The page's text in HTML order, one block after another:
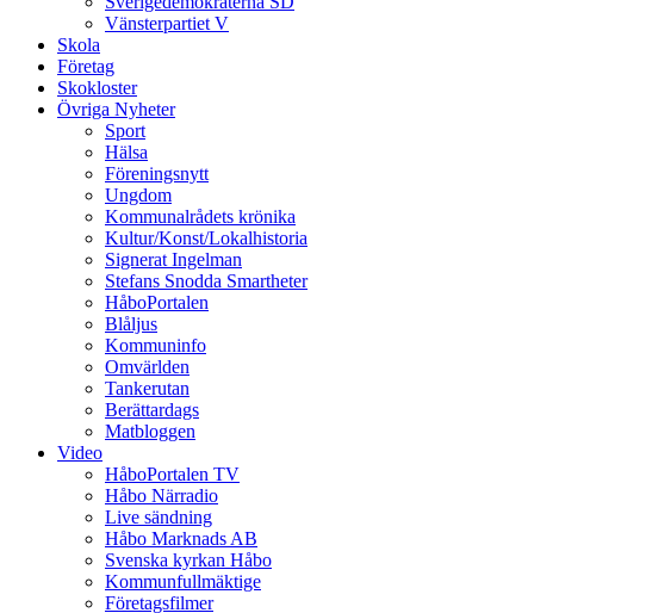
Vänsterpartiet V
Skola
Företag
Skokloster
Övriga Nyheter
Sport
Hälsa
Föreningsnytt
Ungdom
Kommunalrådets krönika
Kultur/Konst/Lokalhistoria
Signerat Ingelman
Stefans Snodda Smartheter
HåboPortalen
Blåljus
Kommuninfo
Omvärlden
Tankerutan
Berättardags
Matbloggen
Video
HåboPortalen TV
Håbo Närradio
Live sändning
Håbo Marknads AB
Svenska kyrkan Håbo
Kommunfullmäktige
Företagsfilmer